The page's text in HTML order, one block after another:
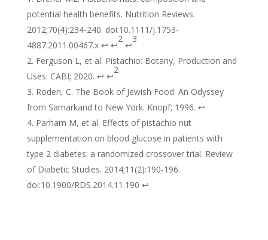
potential health benefits. Nutrition Reviews.
2012;70(4):234-240. doi:10.1111/j.1753-
4887.2011.00467.x ↩ ↩
2
↩
3
Ferguson L, et al. Pistachio: Botany, Production and
Uses. CABI; 2020. ↩ ↩
2
Roden, C. The Book of Jewish Food: An Odyssey
from Samarkand to New York. Knopf; 1996. ↩
Parham M, et al. Effects of pistachio nut
supplementation on blood glucose in patients with
type 2 diabetes: a randomized crossover trial. Review
of Diabetic Studies. 2014;11(2):190-196.
doi:10.1900/RDS.2014.11.190 ↩